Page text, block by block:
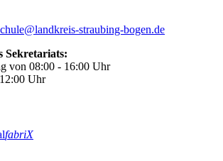
straubing-bogen.de
Sekretariats:
von 08:00 - 16:00 Uhr
Uhr
fabriX